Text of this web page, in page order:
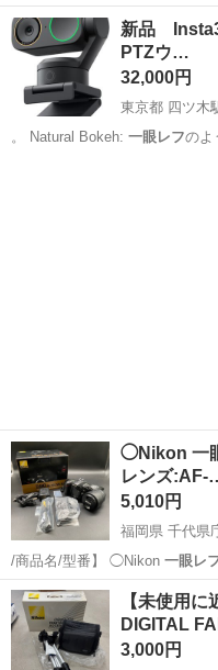
ションカ…
東京 葛飾区 四ツ木駅
新品
PTZウ…
32,000円
東京都 四ツ木
。 Natural Bokeh: 一眼レフのよ
◯Nikon 一
レンズ:AF-
5,010円
福岡県 千代県
/商品名/型番】 ◯Nikon 一眼レ
福岡 福岡市 千代県庁口
【未使用
DIGITAL
3,000円